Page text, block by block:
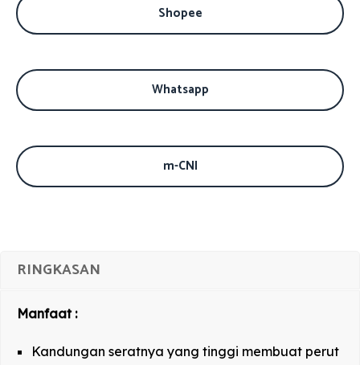
Shopee
Whatsapp
m-CNI
RINGKASAN
Manfaat :
Kandungan seratnya yang tinggi membuat perut